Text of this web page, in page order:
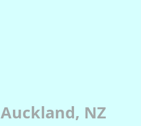
Auckland, NZ